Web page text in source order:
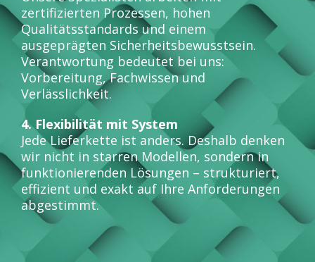
zertifizierten Prozessen, hohen
Qualitätsstandards und einem
ausgeprägten Sicherheitsbewusstsein.
Verantwortung bedeutet bei uns:
Vorbereitung, Fachwissen und
Verlässlichkeit.
4. Flexibilität mit System
Jede Lieferkette ist anders. Deshalb denken
wir nicht in starren Modellen, sondern in
funktionierenden Lösungen – strukturiert,
effizient und exakt auf Ihre Anforderungen
abgestimmt.